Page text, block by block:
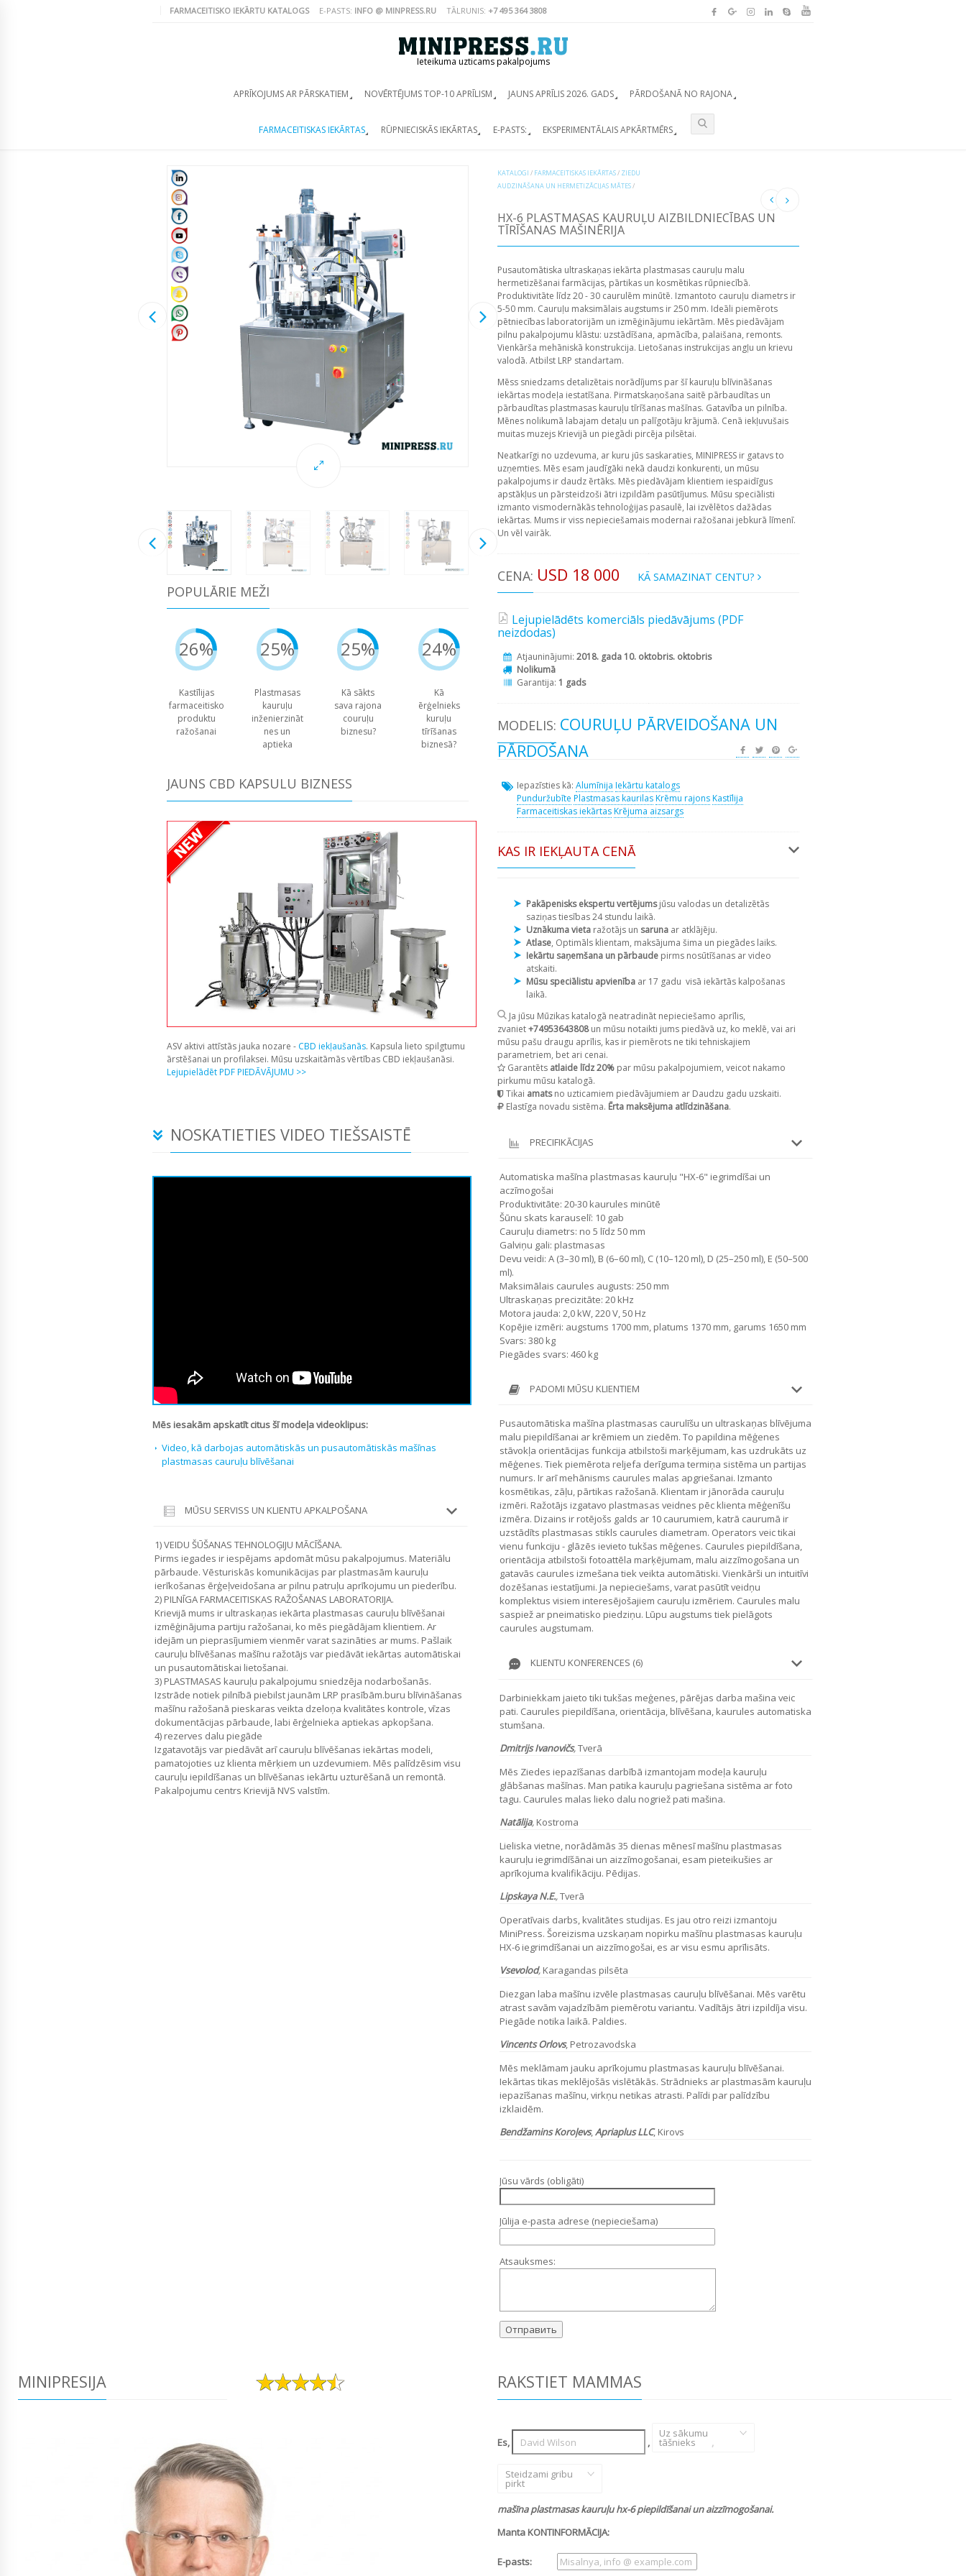
FARMACEITISKO IEKĀRTU KATALOGS E-PASTS: INFO @ MINPRESS.RU TĀLRUNIS: +7 495 364 3808
Ieteikuma uzticams pakalpojums
APRĪKOJUMS AR PĀRSKATIEM NOVĒRTĒJUMS TOP-10 APRĪLISM JAUNS APRĪLIS 2026. GADS PĀRDOŠANĀ NO RAJONA
FARMACEITISKAS IEKĀRTAS RŪPNIECISKĀS IEKĀRTAS E-PASTS: EKSPERIMENTĀLAIS APKĀRTMĒRS
POPULĀRIE MEŽI
26%
Kastīlijas
farmaceitisko
produktu
ražošanai
25%
Plastmasas
kauruļu
inženierzināt
nes un
aptieka
25%
Kā sākts
sava rajona
couruļu
biznesu?
24%
Kā
ērģelnieks
kuruļu
tīrīšanas
biznesā?
JAUNS CBD KAPSULU BIZNESS
ASV aktivi attīstās jauka nozare - CBD iekļaušanās. Kapsula lieto spilgtumu
ārstēšanai un profilaksei. Mūsu uzskaitāmās vērtības CBD iekļaušanāsi.
Lejupielādēt PDF PIEDĀVĀJUMU >>
KATALOGI / FARMACEITISKAS IEKĀRTAS/ ZIEDU
AUDZINĀŠANA UN HERMETIZĀCIJAS MĀTES/
HX-6 PLASTMASAS KAURUĻU AIZBILDNIECĪBAS UN
TĪRĪŠANAS MAŠINĒRIJA
Pusautomātiska ultraskaņas iekārta plastmasas cauruļu malu
hermetizēšanai farmācijas, pārtikas un kosmētikas rūpniecībā.
Produktivitāte līdz 20 - 30 caurulēm minūtē. Izmantoto cauruļu diametrs ir
5-50 mm. Cauruļu maksimālais augstums ir 250 mm. Ideāli piemērots
pētniecības laboratorijām un izmēģinājumu iekārtām. Mēs piedāvājam
pilnu pakalpojumu klāstu: uzstādīšana, apmācība, palaišana, remonts.
Vienkārša mehāniskā konstrukcija. Lietošanas instrukcijas angļu un krievu
valodā. Atbilst LRP standartam.
Mēss sniedzams detalizētais norādījums par šī kauruļu blīvināšanas
iekārtas modeļa iestatīšana. Pirmatskaņošana saitē pārbaudītas un
pārbaudītas plastmasas kauruļu tīrīšanas mašīnas. Gatavība un pilnība.
Mēnes nolikumā labajam detaļu un palīgotāju krājumā. Cenā iekļuvušais
muitas muzejs Krievijā un piegādi pircēja pilsētai.
Neatkarīgi no uzdevuma, ar kuru jūs saskaraties, MINIPRESS ir gatavs to
uzņemties. Mēs esam jaudīgāki nekā daudzi konkurenti, un mūsu
pakalpojums ir daudz ērtāks. Mēs piedāvājam klientiem iespaidīgus
apstākļus un pārsteidzoši ātri izpildām pasūtījumus. Mūsu speciālisti
izmanto vismodernākās tehnoloģijas pasaulē, lai izvēlētos dažādas
iekārtas. Mums ir viss nepieciešamais modernai ražošanai jebkurā līmenī.
Un vēl vairāk.
CENA: USD 18 000 KĀ SAMAZINAT CENTU?
Lejupielādēts komerciāls piedāvājums (PDF
neizdodas)
Atjauninājumi: 2018. gada 10. oktobris. oktobris
Nolikumā
Garantija: 1 gads
MODELIS: COURUĻU PĀRVEIDOŠANA UN
PĀRDOŠANA
Iepazīsties kā: Alumīnija Iekārtu katalogs
Punduržubīte Plastmasas kaurilasKrēmu rajonsKastīlija
Farmaceitiskas iekārtasKrējuma aizsargs
KAS IR IEKĻAUTA CENĀ
Pakāpenisks ekspertu vertējumsjūsu valodas un detalizētās
saziņas tiesības 24 stundu laikā.
Uznākuma vieta ražotājs un saruna ar atklājēju.
Atlase, Optimāls klientam, maksājuma šima un piegādes laiks.
Iekārtu saņemšana un pārbaude pirms nosūtīšanas ar video
atskaiti.
Mūsu speciālistu apvienība ar 17 gadu visā iekārtās kalpošanas
laikā.
Ja jūsu Mūzikas katalogā neatradināt nepieciešamo aprīlis,
zvaniet+74953643808un mūsu notaikti jums piedāvā uz, ko meklē, vai ari
mūsu pašu draugu aprīlis, kas ir piemērots ne tiki tehniskajiem
parametriem, bet ari cenai.
Garantēts atlaide līdz 20% par mūsu pakalpojumiem, veicot nakamo
pirkumu mūsu katalogā.
Tikai amatsno uzticamiem piedāvājumiem ar Daudzu gadu uzskaiti.
Elastīga novadu sistēma. Ērta maksējuma atlīdzināšana.
NOSKATIETIES VIDEO TIEŠSAISTĒ
Mēs iesakām apskatīt citus šī modeļa videoklipus:
Video, kā darbojas automātiskās un pusautomātiskās mašīnas
plastmasas cauruļu blīvēšanai
MŪSU SERVISS UN KLIENTU APKALPOŠANA
1) VEIDU ŠŪŠANAS TEHNOLOĢIJU MĀCĪŠANA.
Pirms iegades ir iespējams apdomāt mūsu pakalpojumus. Materiālu
pārbaude. Vēsturiskās komunikācijas par plastmasām kauruļu
ierīkošanas ērģeļveidošana ar pilnu patruļu aprīkojumu un piederību.
2) PILNĪGA FARMACEITISKAS RAŽOŠANAS LABORATORIJA.
Krievijā mums ir ultraskaņas iekārta plastmasas cauruļu blīvēšanai
izmēģinājuma partiju ražošanai, ko mēs piegādājam klientiem. Ar
idejām un pieprasījumiem vienmēr varat sazināties ar mums. Pašlaik
cauruļu blīvēšanas mašīnu ražotājs var piedāvāt iekārtas automātiskai
un pusautomātiskai lietošanai.
3) PLASTMASAS kauruļu pakalpojumu sniedzēja nodarbošanās.
Izstrāde notiek pilnībā piebilst jaunām LRP prasībām.buru blīvināšanas
mašīnu ražošanā pieskaras veikta dzeloņa kvalitātes kontrole, vīzas
dokumentācijas pārbaude, labi ērģelnieka aptiekas apkopšana.
4) rezerves dalu piegāde
Izgatavotājs var piedāvāt arī cauruļu blīvēšanas iekārtas modeli,
pamatojoties uz klienta mērķiem un uzdevumiem. Mēs palīdzēsim visu
cauruļu iepildīšanas un blīvēšanas iekārtu uzturēšanā un remontā.
Pakalpojumu centrs Krievijā NVS valstīm.
PRECIFIKĀCIJAS
Automatiska mašīna plastmasas kauruļu "HX-6" iegrimdīšai un
aczīmogošai
Produktivitāte: 20-30 kaurules minūtē
Šūnu skats karauselī: 10 gab
Cauruļu diametrs: no 5 līdz 50 mm
Galviņu gali: plastmasas
Devu veidi: A (3–30 ml), B (6–60 ml), C (10–120 ml), D (25–250 ml), E (50–500
ml).
Maksimālais caurules augusts: 250 mm
Ultraskaņas precizitāte: 20 kHz
Motora jauda: 2,0 kW, 220 V, 50 Hz
Kopējie izmēri: augstums 1700 mm, platums 1370 mm, garums 1650 mm
Svars: 380 kg
Piegādes svars: 460 kg
PADOMI MŪSU KLIENTIEM
Pusautomātiska mašīna plastmasas caurulīšu un ultraskaņas blīvējuma
malu piepildīšanai ar krēmiem un ziedēm. To papildina mēģenes
stāvokļa orientācijas funkcija atbilstoši marķējumam, kas uzdrukāts uz
mēģenes. Tiek piemērota reljefa derīguma termiņa sistēma un partijas
numurs. Ir arī mehānisms caurules malas apgriešanai. Izmanto
kosmētikas, zāļu, pārtikas ražošanā. Klientam ir jānorāda cauruļu
izmēri. Ražotājs izgatavo plastmasas veidnes pēc klienta mēģenīšu
izmēra. Dizains ir rotējošs galds ar 10 caurumiem, katrā caurumā ir
uzstādīts plastmasas stikls caurules diametram. Operators veic tikai
vienu funkciju - glāzēs ievieto tukšas mēģenes. Caurules piepildīšana,
orientācija atbilstoši fotoattēla marķējumam, malu aizzīmogošana un
gatavās caurules izmešana tiek veikta automātiski. Vienkārši un intuitīvi
dozēšanas iestatījumi. Ja nepieciešams, varat pasūtīt veidņu
komplektus visiem interesējošajiem cauruļu izmēriem. Caurules malu
saspiež ar pneimatisko piedziņu. Lūpu augstums tiek pielāgots
caurules augstumam.
KLIENTU KONFERENCES (6)
Darbiniekkam jaieto tiki tukšas meģenes, pārējas darba mašina veic
pati. Caurules piepildīšana, orientācija, blīvēšana, kaurules automatiska
stumšana.
Dmitrijs Ivanovičs,Tverā
Mēs Ziedes iepazīšanas darbībā izmantojam modeļa kauruļu
glābšanas mašīnas. Man patika kauruļu pagriešana sistēma ar foto
tagu. Caurules malas lieko dalu nogriež pati mašina.
Natālija, Kostroma
Lieliska vietne, norādāmās 35 dienas mēnesī mašīnu plastmasas
kauruļu iegrimdīšānai un aizzīmogošanai, esam pieteikušies ar
aprīkojuma kvalifikāciju. Pēdijas.
Lipskaya N.E.,Tverā
Operatīvais darbs, kvalitātes studijas. Es jau otro reizi izmantoju
MiniPress. Šoreizisma uzskaņam nopirku mašīnu plastmasas kauruļu
HX-6 iegrimdīšanai un aizzīmogošai, es ar visu esmu aprīlisāts.
Vsevolod, Karagandas pilsēta
Diezgan laba mašīnu izvēle plastmasas cauruļu blīvēšanai. Mēs varētu
atrast savām vajadzībām piemērotu variantu. Vadītājs ātri izpildīja visu.
Piegāde notika laikā. Paldies.
Vincents Orlovs, Petrozavodska
Mēs meklāmam jauku aprīkojumu plastmasas kauruļu blīvēšanai.
Iekārtas tikas meklējošās vislētākās. Strādnieks ar plastmasām kauruļu
iepazīšanas mašīnu, virkņu netikas atrasti. Palīdi par palīdzību
izklaidēm.
Bendžamins Koroļevs,Apriaplus LLC, Kirovs
Jūsu vārds (obligāti)
Jūlija e-pasta adrese (nepieciešama)
Atsauksmes:
MINIPRESIJA RAKSTIET MAMMAS
Es, ,
Uz sākumu
tāšnieks ,
Steidzami gribu
pirkt
mašīna plastmasas kauruļu hx-6 piepildīšanai un aizzīmogošanai.
Manta KONTINFORMĀCIJA:
E-pasts: